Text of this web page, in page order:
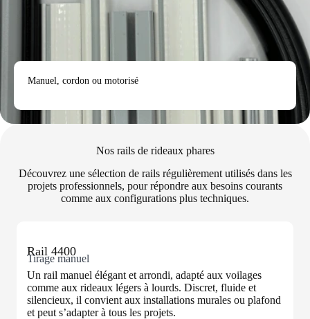
Manuel, cordon ou motorisé
Nos rails de rideaux phares
Découvrez une sélection de rails régulièrement utilisés dans les
projets professionnels, pour répondre aux besoins courants
comme aux configurations plus techniques.
Tirage manuel
Rail 4400
Un rail manuel élégant et arrondi, adapté aux voilages
comme aux rideaux légers à lourds. Discret, fluide et
silencieux, il convient aux installations murales ou plafond
et peut s’adapter à tous les projets.